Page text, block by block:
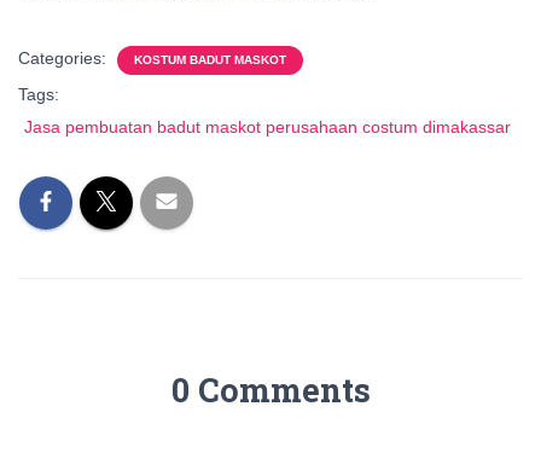
Categories: KOSTUM BADUT MASKOT
Tags:
Jasa pembuatan badut maskot perusahaan costum dimakassar
0 Comments